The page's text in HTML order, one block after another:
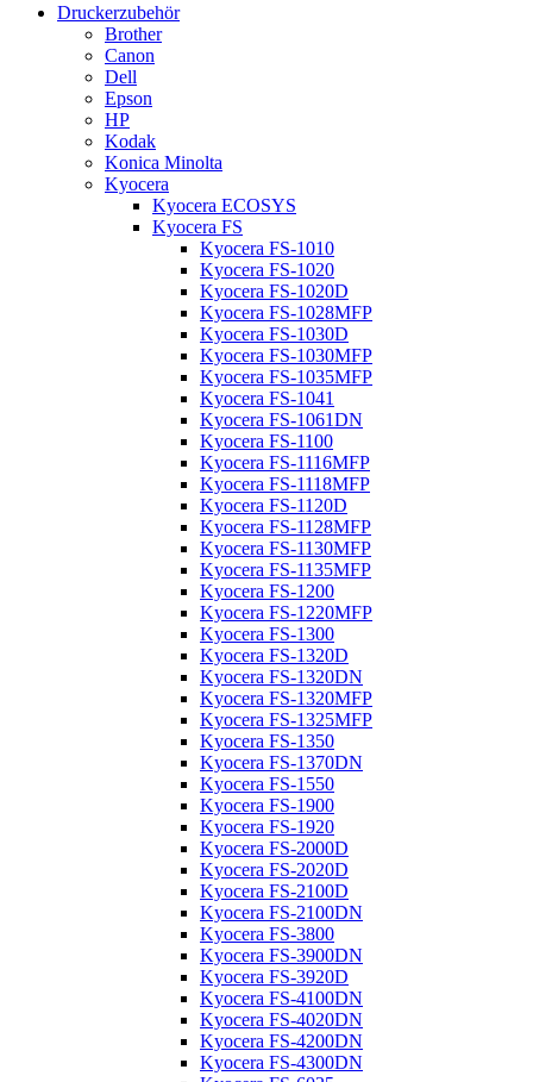
Druckerzubehör
Brother
Canon
Dell
Epson
HP
Kodak
Konica Minolta
Kyocera
Kyocera ECOSYS
Kyocera FS
Kyocera FS-1010
Kyocera FS-1020
Kyocera FS-1020D
Kyocera FS-1028MFP
Kyocera FS-1030D
Kyocera FS-1030MFP
Kyocera FS-1035MFP
Kyocera FS-1041
Kyocera FS-1061DN
Kyocera FS-1100
Kyocera FS-1116MFP
Kyocera FS-1118MFP
Kyocera FS-1120D
Kyocera FS-1128MFP
Kyocera FS-1130MFP
Kyocera FS-1135MFP
Kyocera FS-1200
Kyocera FS-1220MFP
Kyocera FS-1300
Kyocera FS-1320D
Kyocera FS-1320DN
Kyocera FS-1320MFP
Kyocera FS-1325MFP
Kyocera FS-1350
Kyocera FS-1370DN
Kyocera FS-1550
Kyocera FS-1900
Kyocera FS-1920
Kyocera FS-2000D
Kyocera FS-2020D
Kyocera FS-2100D
Kyocera FS-2100DN
Kyocera FS-3800
Kyocera FS-3900DN
Kyocera FS-3920D
Kyocera FS-4100DN
Kyocera FS-4020DN
Kyocera FS-4200DN
Kyocera FS-4300DN